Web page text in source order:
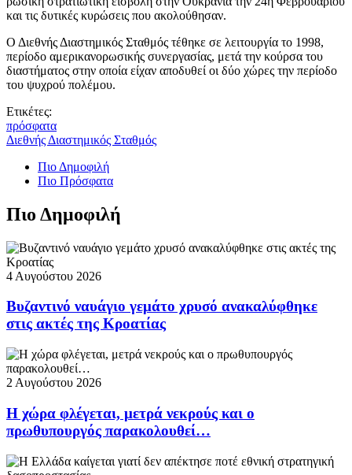
και τις δυτικές κυρώσεις που ακολούθησαν.
Ο Διεθνής Διαστημικός Σταθμός τέθηκε σε λειτουργία το 1998,
περίοδο αμερικανορωσικής συνεργασίας, μετά την κούρσα του
διαστήματος στην οποία είχαν αποδυθεί οι δύο χώρες την περίοδο
του ψυχρού πολέμου.
Ετικέτες:
πρόσφατα
Διεθνής Διαστημικός Σταθμός
Πιο Δημοφιλή
Πιο Πρόσφατα
Πιο Δημοφιλή
4 Αυγούστου 2026
Βυζαντινό ναυάγιο γεμάτο χρυσό ανακαλύφθηκε
στις ακτές της Κροατίας
2 Αυγούστου 2026
Η χώρα φλέγεται, μετρά νεκρούς και ο
πρωθυπουργός παρακολουθεί…